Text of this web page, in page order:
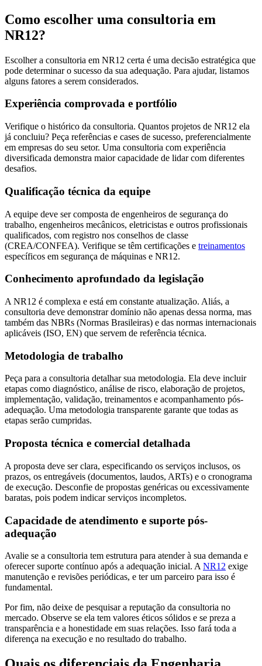
Como escolher uma consultoria em
NR12?
Escolher a consultoria em NR12 certa é uma decisão estratégica que
pode determinar o sucesso da sua adequação. Para ajudar, listamos
alguns fatores a serem considerados.
Experiência comprovada e portfólio
Verifique o histórico da consultoria. Quantos projetos de NR12 ela
já concluiu? Peça referências e cases de sucesso, preferencialmente
em empresas do seu setor. Uma consultoria com experiência
diversificada demonstra maior capacidade de lidar com diferentes
desafios.
Qualificação técnica da equipe
A equipe deve ser composta de engenheiros de segurança do
trabalho, engenheiros mecânicos, eletricistas e outros profissionais
qualificados, com registro nos conselhos de classe
(CREA/CONFEA). Verifique se têm certificações e treinamentos
específicos em segurança de máquinas e NR12.
Conhecimento aprofundado da legislação
A NR12 é complexa e está em constante atualização. Aliás, a
consultoria deve demonstrar domínio não apenas dessa norma, mas
também das NBRs (Normas Brasileiras) e das normas internacionais
aplicáveis (ISO, EN) que servem de referência técnica.
Metodologia de trabalho
Peça para a consultoria detalhar sua metodologia. Ela deve incluir
etapas como diagnóstico, análise de risco, elaboração de projetos,
implementação, validação, treinamentos e acompanhamento pós-
adequação. Uma metodologia transparente garante que todas as
etapas serão cumpridas.
Proposta técnica e comercial detalhada
A proposta deve ser clara, especificando os serviços inclusos, os
prazos, os entregáveis (documentos, laudos, ARTs) e o cronograma
de execução. Desconfie de propostas genéricas ou excessivamente
baratas, pois podem indicar serviços incompletos.
Capacidade de atendimento e suporte pós-
adequação
Avalie se a consultoria tem estrutura para atender à sua demanda e
oferecer suporte contínuo após a adequação inicial. A NR12 exige
manutenção e revisões periódicas, e ter um parceiro para isso é
fundamental.
Por fim, não deixe de pesquisar a reputação da consultoria no
mercado. Observe se ela tem valores éticos sólidos e se preza a
transparência e a honestidade em suas relações. Isso fará toda a
diferença na execução e no resultado do trabalho.